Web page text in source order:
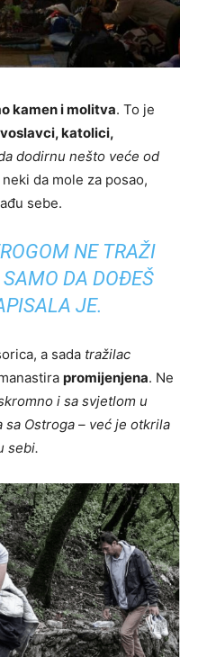
kamen i molitva. To je
katolici,
dodirnu nešto veće od
da mole za posao,
sebe.
NE TRAŽI
DA DOĐEŠ
JE.
a sada tražilac
promijenjena. Ne
i sa svjetlom u
sa Ostroga – već je otkrila
sebi.